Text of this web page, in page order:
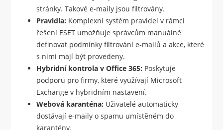
stránky. Takové e-maily jsou filtrovány.
Pravidla: Komplexní systém pravidel v rámci
řešení ESET umožňuje správcům manuálně
definovat podmínky filtrování e-mailů a akce, které
s nimi mají být provedeny.
Hybridní kontrola v Office 365: Poskytuje
podporu pro firmy, které využívají Microsoft
Exchange v hybridním nastavení.
Webová karanténa: Uživatelé automaticky
dostávají e-maily o spamu umístěném do
karantény.